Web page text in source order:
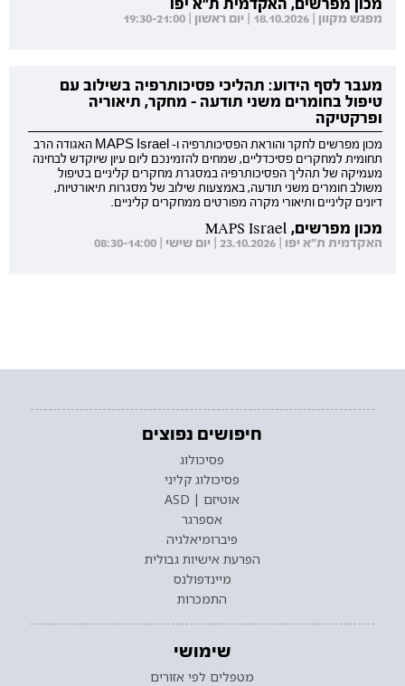
מכון מפרשים, האקדמית ת"א יפו
מפגש מקוון | 18.10.2026 | יום ראשון | 19:30-21:00
מעבר לסף הידוע: תהליכי פסיכותרפיה בשילוב עם
טיפול בחומרים משני תודעה - מחקר, תיאוריה
ופרקטיקה
מכון מפרשים לחקר והוראת הפסיכותרפיה ו- MAPS Israel האגודה הרב
תחומית למחקרים פסיכדליים, שמחים להזמינכם ליום עיון שיוקדש לבחינה
מעמיקה של תהליך הפסיכותרפיה במסגרת מחקרים קליניים בטיפול
משולב חומרים משני תודעה, באמצעות שילוב של מסגרות תיאורטיות,
דיונים קליניים ותיאורי מקרה מפורטים ממחקרים קליניים.
מכון מפרשים, MAPS Israel
האקדמית ת"א יפו | 23.10.2026 | יום שישי | 08:30-14:00
חיפושים נפוצים
פסיכולוג
פסיכולוג קליני
אוטיזם | ASD
אספרגר
פיברומיאלגיה
הפרעת אישיות גבולית
מיינדפולנס
התמכרות
שימושי
מטפלים לפי אזורים